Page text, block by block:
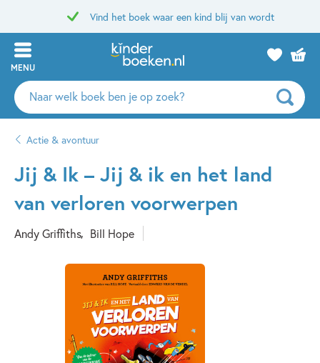
Vind het boek waar een kind blij van wordt
MENU
Zoeken
naar
auteurs
uitgevers
Actie & avontuur
Jij & Ik – Jij & ik en het land
van verloren voorwerpen
Andy Griffiths Bill Hope